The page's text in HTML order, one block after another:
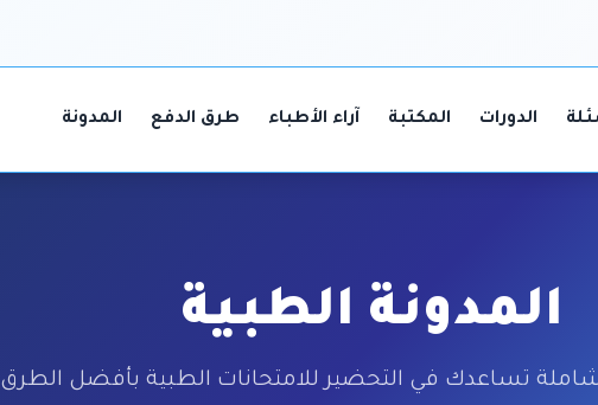
الدورات المكتبة آراء الأطباء طرق الدفع المدونة
المدونة الطبية
شاملة تساعدك في التحضير للامتحانات الطبية بأفضل الطرق